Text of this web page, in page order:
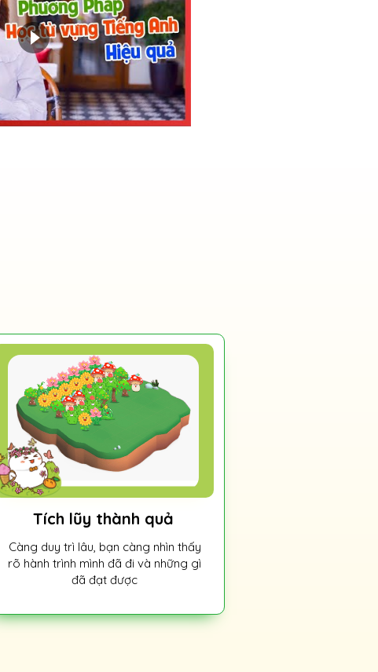
Tích lũy thành quả
Càng duy trì lâu, bạn càng nhìn thấy
rõ hành trình mình đã đi và những gì
đã đạt được